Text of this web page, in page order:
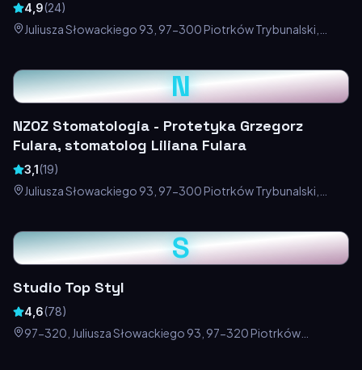
4,9(24)
Juliusza Słowackiego 93, 97-300 Piotrków Trybunalski,
N
NZOZ Stomatologia - Protetyka Grzegorz
Fulara, stomatolog Liliana Fulara
3,1(19)
Juliusza Słowackiego 93, 97-300 Piotrków Trybunalski,
S
Studio Top Styl
4,6(78)
97-320, Juliusza Słowackiego 93, 97-320 Piotrków